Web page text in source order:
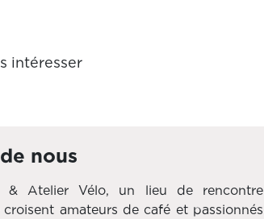
intéresser
nous
& Atelier Vélo, un lieu de rencontre
amateurs de café et passionnés